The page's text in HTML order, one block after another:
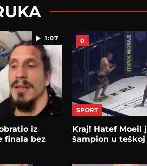
1:07
iz
finala bez
0
SPORT
Kraj! Hatef Moeil
šampion u